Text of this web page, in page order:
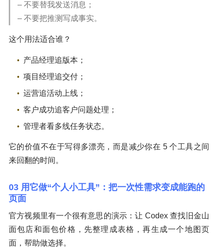
– 不要替我发送消息；
– 不要把推测写成事实。
这个用法适合谁？
产品经理追版本；
项目经理追交付；
运营追活动上线；
客户成功追客户问题处理；
管理者看多线任务状态。
它的价值不在于写得多漂亮，而是减少你在 5 个工具之间
来回翻的时间。
03 用它做“个人小工具”：把一次性需求变成能跑的
页面
官方视频里有一个很有意思的演示：让 Codex 查找旧金山
面包店和面包价格，先整理成表格，再生成一个地图页
面，帮助做选择。